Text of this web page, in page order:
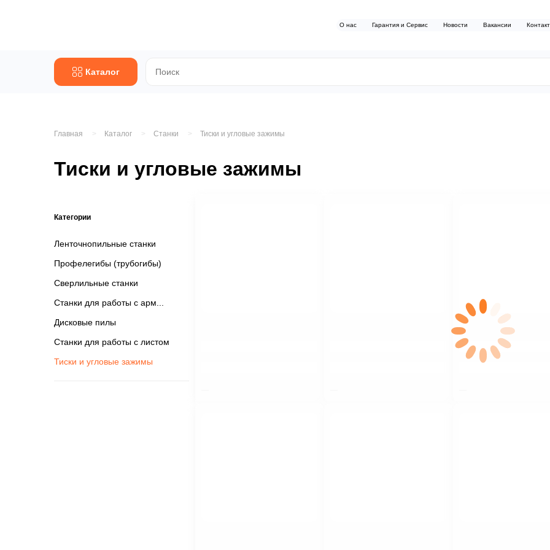
О нас Гарантия и Сервис Новости Вакансии
Каталог
Главная Каталог Станки Тиски и угловые зажимы
Тиски и угловые зажимы
Категории
Ленточнопильные станки
Профелегибы (трубогибы)
Сверлильные станки
Станки для работы с арм
Дисковые пилы
Станки для работы с листом
Тиски и угловые зажимы
$nbsp;